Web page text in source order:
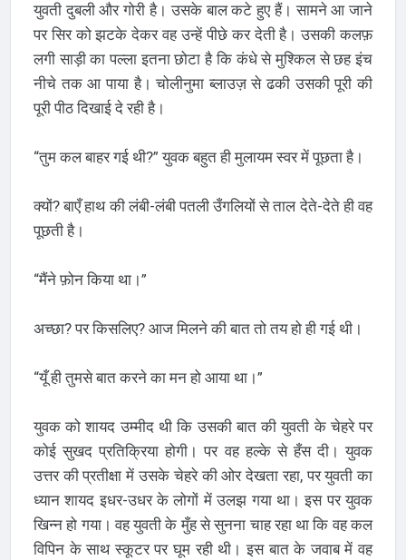
युवती दुबली और गोरी है। उसके बाल कटे हुए हैं। सामने आ जाने
पर सिर को झटके देकर वह उन्हें पीछे कर देती है। उसकी कलफ़
लगी साड़ी का पल्ला इतना छोटा है कि कंधे से मुश्किल से छह इंच
नीचे तक आ पाया है। चोलीनुमा ब्लाउज़ से ढकी उसकी पूरी की
पूरी पीठ दिखाई दे रही है।
“तुम कल बाहर गई थी?” युवक बहुत ही मुलायम स्वर में पूछता है।
क्यों? बाएँ हाथ की लंबी-लंबी पतली उँगलियों से ताल देते-देते ही वह
पूछती है।
“मैंने फ़ोन किया था।”
अच्छा? पर किसलिए? आज मिलने की बात तो तय हो ही गई थी।
“यूँ ही तुमसे बात करने का मन हो आया था।”
युवक को शायद उम्मीद थी कि उसकी बात की युवती के चेहरे पर
कोई सुखद प्रतिक्रिया होगी। पर वह हल्के से हँस दी। युवक
उत्तर की प्रतीक्षा में उसके चेहरे की ओर देखता रहा, पर युवती का
ध्यान शायद इधर-उधर के लोगों में उलझ गया था। इस पर युवक
खिन्न हो गया। वह युवती के मुँह से सुनना चाह रहा था कि वह कल
विपिन के साथ स्कूटर पर घूम रही थी। इस बात के जवाब में वह